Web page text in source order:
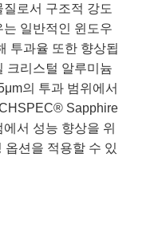
로서 구조적 강도
일반적인 윈도우
투과율 또한 향상됩
크리스털 알루미늄
의 투과 범위에서
Sapphire
서 성능 향상을 위
션을 적용할 수 있